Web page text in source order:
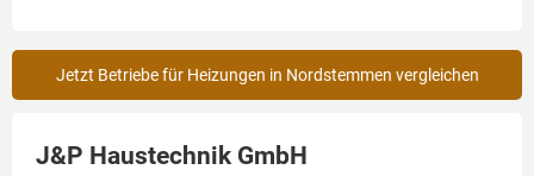
Jetzt Betriebe für Heizungen in Nordstemmen vergleichen
J&P Haustechnik GmbH